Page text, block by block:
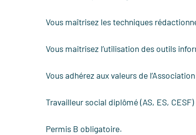
Vous maîtrisez les techniques
Vous maitrisez l’utilisation des outils
Vous adhérez aux valeurs de l’Association
Travailleur social diplômé (AS, ES, CESF)
Permis B obligatoire.